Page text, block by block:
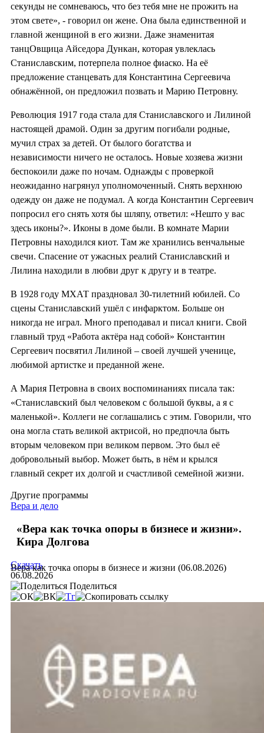
секунды не сомневаюсь, что без тебя мне не прожить на
этом свете», - говорил он жене. Она была единственной и
главной женщиной в его жизни. Даже знаменитая
танцОвщица Айседора Дункан, которая увлеклась
Станиславским, потерпела полное фиаско. На её
предложение станцевать для Константина Сергеевича
обнажённой, он предложил позвать и Марию Петровну.
Революция 1917 года стала для Станиславского и Лилиной
настоящей драмой. Один за другим погибали родные,
мучил страх за детей. От былого богатства и
независимости ничего не осталось. Новые хозяева жизни
беспокоили даже по ночам. Однажды с проверкой
неожиданно нагрянул уполномоченный. Снять верхнюю
одежду он даже не подумал. А когда Константин Сергеевич
попросил его снять хотя бы шляпу, ответил: «Нешто у вас
здесь иконы?». Иконы в доме были. В комнате Марии
Петровны находился киот. Там же хранились венчальные
свечи. Спасение от ужасных реалий Станиславский и
Лилина находили в любви друг к другу и в театре.
В 1928 году МХАТ праздновал 30-тилетний юбилей. Со
сцены Станиславский ушёл с инфарктом. Больше он
никогда не играл. Много преподавал и писал книги. Свой
главный труд «Работа актёра над собой» Константин
Сергеевич посвятил Лилиной – своей лучшей ученице,
любимой артистке и преданной жене.
А Мария Петровна в своих воспоминаниях писала так:
«Станиславский был человеком с большой буквы, а я с
маленькой». Коллеги не соглашались с этим. Говорили, что
она могла стать великой актрисой, но предпочла быть
вторым человеком при великом первом. Это был её
добровольный выбор. Может быть, в нём и крылся
главный секрет их долгой и счастливой семейной жизни.
Другие программы
Вера и дело
«Вера как точка опоры в бизнесе и жизни».
Кира Долгова
Вера как точка опоры в бизнесе и жизни (06.08.2026)
Скачать
06.08.2026
Поделиться